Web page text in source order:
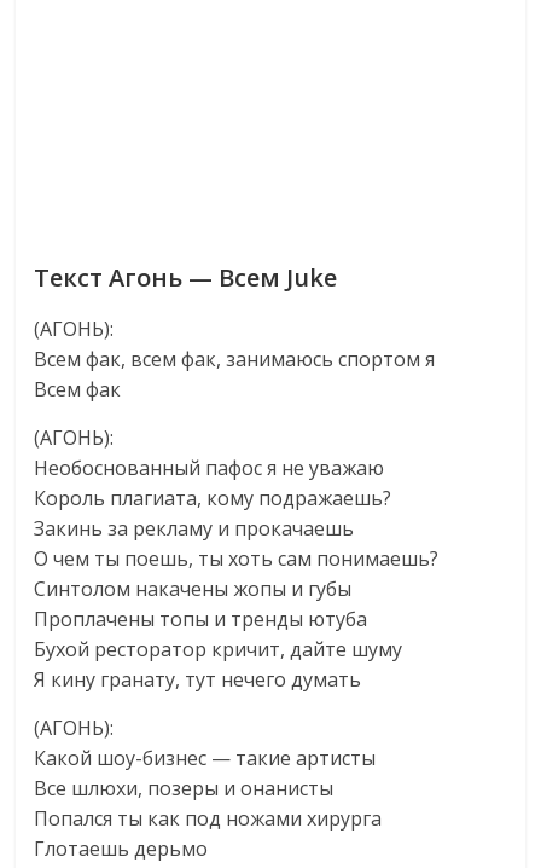
Текст Агонь — Всем Juke
(АГОНЬ):
Всем фак, всем фак, занимаюсь спортом я
Всем фак
(АГОНЬ):
Необоснованный пафос я не уважаю
Король плагиата, кому подражаешь?
Закинь за рекламу и прокачаешь
О чем ты поешь, ты хоть сам понимаешь?
Синтолом накачены жопы и губы
Проплачены топы и тренды ютуба
Бухой ресторатор кричит, дайте шуму
Я кину гранату, тут нечего думать
(АГОНЬ):
Какой шоу-бизнес — такие артисты
Все шлюхи, позеры и онанисты
Попался ты как под ножами хирурга
Глотаешь дерьмо